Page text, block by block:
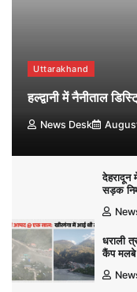
Uttarakhand
हल्द्वानी में नैनीताल
News Desk
देहरादून
सड़क
धराली
कैंप मलबे